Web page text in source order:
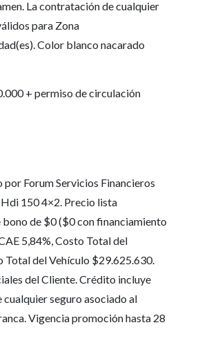
La contratación de cualquier
para Zona
Color blanco nacarado
+ permiso de circulación
Forum Servicios Financieros
150 4×2. Precio lista
de $0 ($0 con financiamiento
5,84%, Costo Total del
del Vehículo $29.625.630.
del Cliente. Crédito incluye
seguro asociado al
Vigencia promoción hasta 28